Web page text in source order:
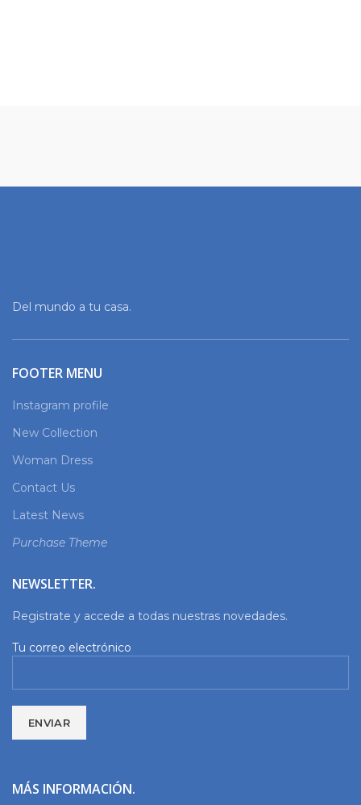
Del mundo a tu casa.
FOOTER MENU
Instagram profile
New Collection
Woman Dress
Contact Us
Latest News
Purchase Theme
NEWSLETTER.
Registrate y accede a todas nuestras novedades.
Tu correo electrónico
MÁS INFORMACIÓN.